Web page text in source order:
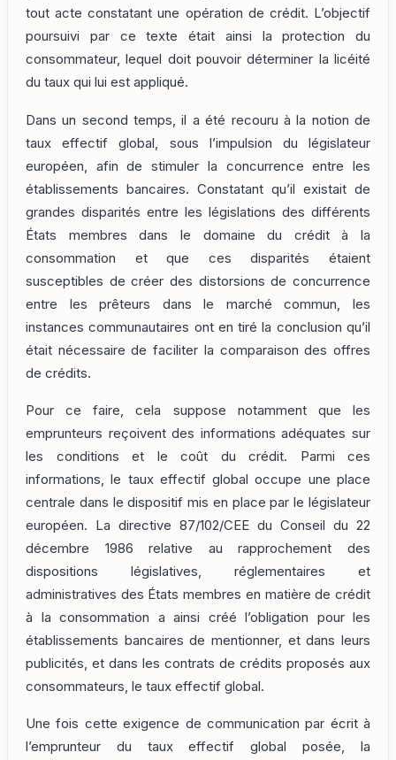
tout acte constatant une opération de crédit. L’objectif
poursuivi par ce texte était ainsi la protection du
consommateur, lequel doit pouvoir déterminer la licéité
du taux qui lui est appliqué.
Dans un second temps, il a été recouru à la notion de
taux effectif global, sous l’impulsion du législateur
européen, afin de stimuler la concurrence entre les
établissements bancaires. Constatant qu’il existait de
grandes disparités entre les législations des différents
États membres dans le domaine du crédit à la
consommation et que ces disparités étaient
susceptibles de créer des distorsions de concurrence
entre les prêteurs dans le marché commun, les
instances communautaires ont en tiré la conclusion qu’il
était nécessaire de faciliter la comparaison des offres
de crédits.
Pour ce faire, cela suppose notamment que les
emprunteurs reçoivent des informations adéquates sur
les conditions et le coût du crédit. Parmi ces
informations, le taux effectif global occupe une place
centrale dans le dispositif mis en place par le législateur
européen. La directive 87/102/CEE du Conseil du 22
décembre 1986 relative au rapprochement des
dispositions législatives, réglementaires et
administratives des États membres en matière de crédit
à la consommation a ainsi créé l’obligation pour les
établissements bancaires de mentionner, et dans leurs
publicités, et dans les contrats de crédits proposés aux
consommateurs, le taux effectif global.
Une fois cette exigence de communication par écrit à
l’emprunteur du taux effectif global posée, la